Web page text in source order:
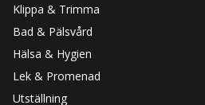
Klippa & Trimma
Bad & Pälsvård
Hälsa & Hygien
Lek & Promenad
Utställning